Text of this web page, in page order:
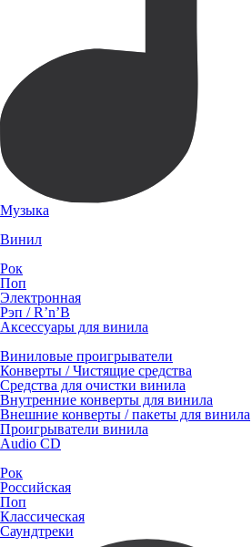
Музыка
Винил
Рок
Поп
Электронная
Рэп / R’n’B
Аксессуары для винила
Виниловые проигрыватели
Конверты / Чистящие средства
Средства для очистки винила
Внутренние конверты для винила
Внешние конверты / пакеты для винила
Проигрыватели винила
Audio CD
Рок
Российская
Поп
Классическая
Саундтреки